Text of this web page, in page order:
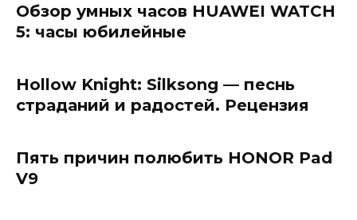
Обзор умных часов HUAWEI WATCH
5: часы юбилейные
Hollow Knight: Silksong — песнь
страданий и радостей. Рецензия
Пять причин полюбить HONOR Pad
V9